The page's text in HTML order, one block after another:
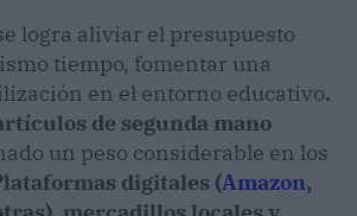
logra aliviar el presupuesto
tiempo, fomentar una
en el entorno educativo.
de segunda mano
un peso considerable en los
digitales (Amazon,